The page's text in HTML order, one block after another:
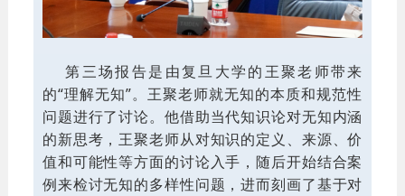
第三场报告是由复旦大学的王聚老师带来
的“理解无知”。王聚老师就无知的本质和规范性
问题进行了讨论。他借助当代知识论对无知内涵
的新思考，王聚老师从对知识的定义、来源、价
值和可能性等方面的讨论入手，随后开始结合案
例来检讨无知的多样性问题，进而刻画了基于对